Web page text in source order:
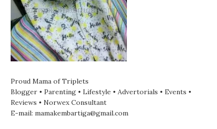
Proud Mama of Triplets
Blogger • Parenting • Lifestyle • Advertorials • Events •
Reviews • Norwex Consultant
E-mail: mamakembartiga@gmail.com